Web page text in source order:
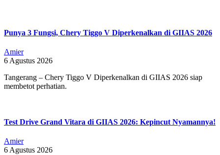
Punya 3 Fungsi, Chery Tiggo V Diperkenalkan di GIIAS 2026
Amier
6 Agustus 2026
Tangerang – Chery Tiggo V Diperkenalkan di GIIAS 2026 siap
membetot perhatian.
Test Drive Grand Vitara di GIIAS 2026: Kepincut Nyamannya!
Amier
6 Agustus 2026